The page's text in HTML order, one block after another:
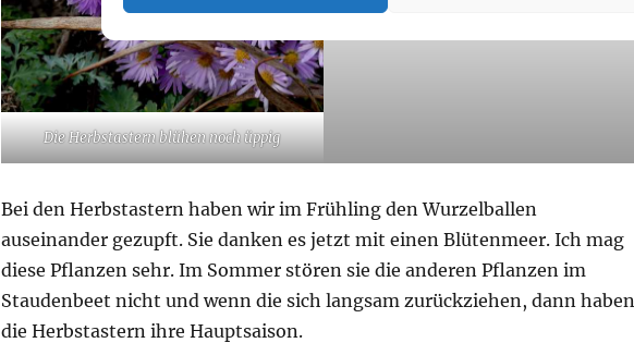
Die Herbstastern blühen noch üppig
Bei den Herbstastern haben wir im Frühling den Wurzelballen
auseinander gezupft. Sie danken es jetzt mit einen Blütenmeer. Ich mag
diese Pflanzen sehr. Im Sommer stören sie die anderen Pflanzen im
Staudenbeet nicht und wenn die sich langsam zurückziehen, dann haben
die Herbstastern ihre Hauptsaison.